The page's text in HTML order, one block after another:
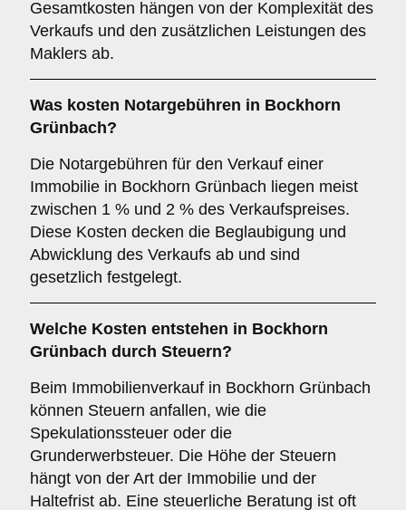
Gesamtkosten hängen von der Komplexität des
Verkaufs und den zusätzlichen Leistungen des
Maklers ab.
Was kosten Notargebühren in Bockhorn
Grünbach?
Die Notargebühren für den Verkauf einer
Immobilie in Bockhorn Grünbach liegen meist
zwischen 1 % und 2 % des Verkaufspreises.
Diese Kosten decken die Beglaubigung und
Abwicklung des Verkaufs ab und sind
gesetzlich festgelegt.
Welche Kosten entstehen in Bockhorn
Grünbach durch Steuern?
Beim Immobilienverkauf in Bockhorn Grünbach
können Steuern anfallen, wie die
Spekulationssteuer oder die
Grunderwerbsteuer. Die Höhe der Steuern
hängt von der Art der Immobilie und der
Haltefrist ab. Eine steuerliche Beratung ist oft